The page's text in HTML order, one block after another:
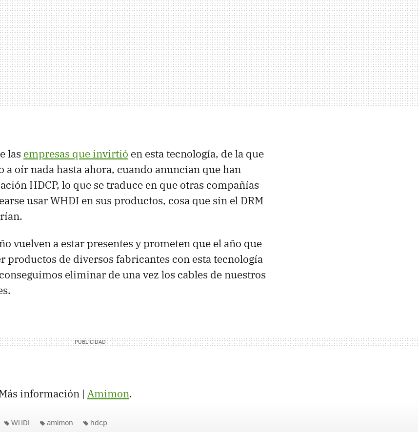
las empresas que invirtió en esta tecnología, de la que
a oír nada hasta ahora, cuando anuncian que han
HDCP, lo que se traduce en que otras compañías
usar WHDI en sus productos, cosa que sin el DRM
vuelven a estar presentes y prometen que el año que
productos de diversos fabricantes con esta tecnología
eliminar de una vez los cables de nuestros
información | Amimon.
WHDI amimon hdcp